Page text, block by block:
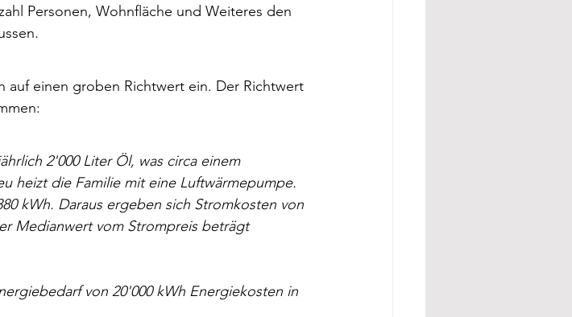
Personen, Wohnfläche und Weiteres den
einen groben Richtwert ein. Der Richtwert
2'000 Liter Öl, was circa einem
heizt die Familie mit eine Luftwärmepumpe.
kWh. Daraus ergeben sich Stromkosten von
Medianwert vom Strompreis beträgt
von 20'000 kWh Energiekosten in